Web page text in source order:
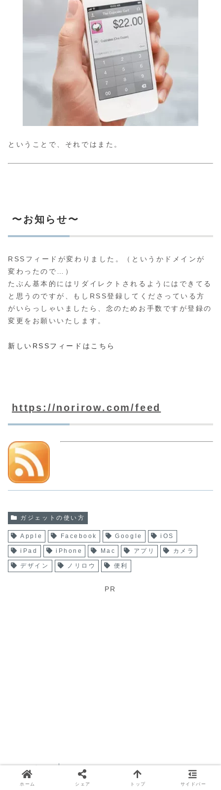
ということで、それではまた。
〜お知らせ〜
RSSフィードが変わりました。（というかドメインが
変わったので…）
たぶん基本的にはリダイレクトされるようにはできてる
と思うのですが、もしRSS登録してくださっている方
がいらっしゃいましたら、念のためお手数ですが登録の
変更をお願いいたします。
新しいRSSフィードはこちら
https://norirow.com/feed
ガジェットの使い方
Apple Facebook Google iOS
iPad iPhone Mac アプリ カメラ
デザイン ノリロウ 便利
PR
シェアする
ホーム シェア トップ サイドバー